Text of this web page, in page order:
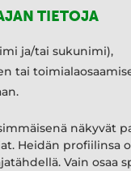
TIETOJA
ja/tai sukunimi),
tai
näkyvät
Heidän profiilinsa
Vain osaa